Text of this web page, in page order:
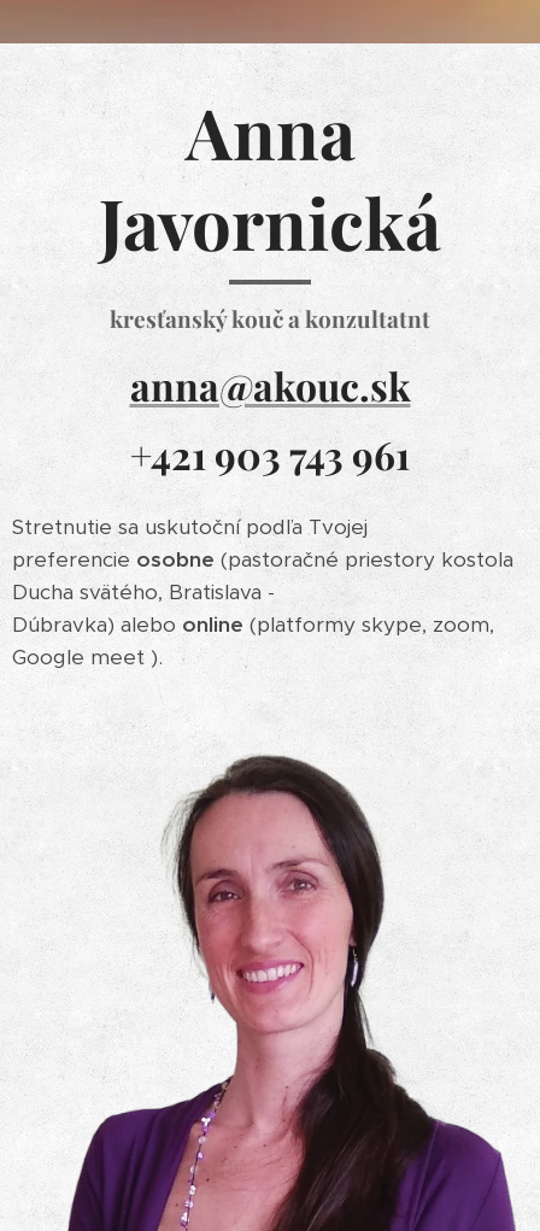
Anna
Javornická
kresťanský kouč a konzultatnt
anna@akouc.sk
+421 903 743 961
Stretnutie sa uskutoční podľa Tvojej
preferencie osobne (pastoračné priestory kostola
Ducha svätého, Bratislava -
Dúbravka) alebo online (platformy skype, zoom,
Google meet ).